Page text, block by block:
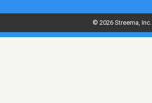
© 2026 Streema,